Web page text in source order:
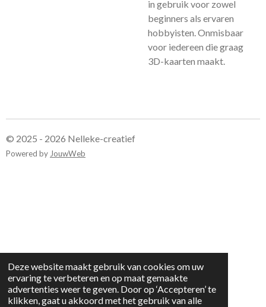
Deze website maakt gebruik van cookies om uw
ervaring te verbeteren en op maat gemaakte
advertenties weer te geven. Door op ‘Accepteren’ te
klikken, gaat u akkoord met het gebruik van alle
in gebruik voor zowel
beginners als ervaren
hobbyisten. Onmisbaar
voor iedereen die graag
3D-kaarten maakt.
© 2025 - 2026 Nelleke-creatief
Powered by JouwWeb